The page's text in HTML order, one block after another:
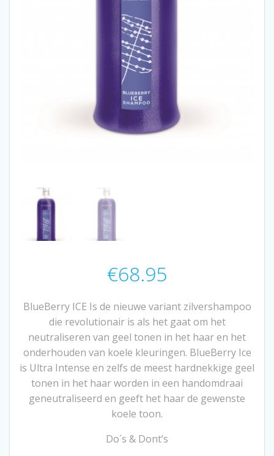
€68.95
BlueBerry ICE Is de nieuwe variant zilvershampoo
die revolutionair is als het gaat om het
neutraliseren van geel tonen in het haar en het
onderhouden van koele kleuringen. BlueBerry Ice
is Ultra Intense en zelfs de meest hardnekkige geel
tonen in het haar worden in een handomdraai
geneutraliseerd en geeft het haar de gewenste
koele toon.
Do´s & Dont’s